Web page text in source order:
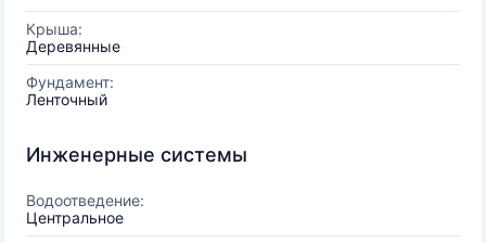
Крыша:
Деревянные
Фундамент:
Ленточный
Инженерные системы
Водоотведение:
Центральное